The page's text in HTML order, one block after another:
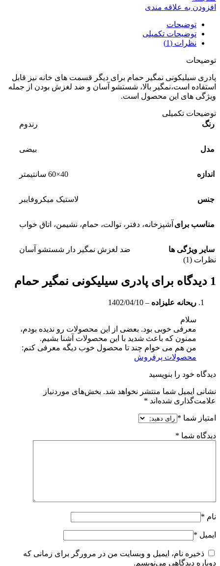
افزودن به علاقه مندی
توضیحات
توضیحات تکمیلی
نظرات (1)
توضیحات
پادری سیلیکونی نمگیر حمام برای دیگر قسمت های خانه نیز قابل
استفاده است،نمگیر بالا، شستشو آسان و ضد لغزش بودن از جمله
ویژگی های این محصول است.
توضیحات تکمیلی
رنگ
رندوم
مدل بیضی
اندازه 40×60 سانتیمتر
جنس لاستیک میکروفایبر
مناسب برای آشپزخانه، دفتر، توالت، حمام، نشیمن، اتاق خواب
سایر ویژگی ها
ضد لغزش نمگیر دار شستشو آسان
نظرات (1)
1 دیدگاه برای پادری سیلیکونی نمگیر حمام
ریحانه علیزاده –
1402/04/10
سلام
معرفی خوبی بود. بعضی از این محصولات رو ندیده بودم،
ممنون که باعث شدید با این محصولات آشنا بشیم.
من هم می خوام چند تا محصول خوب دیگه معرفی کنم:
محصولات پرفروش
دیدگاه خود را بنویسید
نشانی ایمیل شما منتشر نخواهد شد. بخش‌های موردنیاز
علامت‌گذاری شده‌اند *
امتیاز شما *
دیدگاه شما *
نام *
ایمیل *
ذخیره نام، ایمیل و وبسایت من در مرورگر برای زمانی که
دوباره دیدگاهی می‌نویسم.